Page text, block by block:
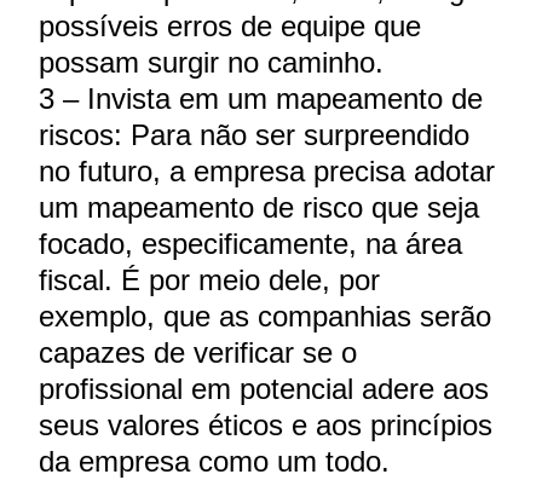
possíveis erros de equipe que
possam surgir no caminho.
3 – Invista em um mapeamento de
riscos: Para não ser surpreendido
no futuro, a empresa precisa adotar
um mapeamento de risco que seja
focado, especificamente, na área
fiscal. É por meio dele, por
exemplo, que as companhias serão
capazes de verificar se o
profissional em potencial adere aos
seus valores éticos e aos princípios
da empresa como um todo.